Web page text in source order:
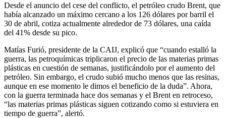
Desde el anuncio del cese del conflicto, el petróleo crudo Brent, que
había alcanzado un máximo cercano a los 126 dólares por barril el
30 de abril, cotiza actualmente alrededor de 73 dólares, una caída
del 41% desde su pico.
Matías Furió, presidente de la CAIJ, explicó que “cuando estalló la
guerra, las petroquímicas triplicaron el precio de las materias primas
plásticas en cuestión de semanas, justificándolo por el aumento del
petróleo. Sin embargo, el crudo subió mucho menos que las resinas,
aunque en ese momento le dimos el beneficio de la duda”. Ahora,
con la guerra terminada hace dos semanas y el Brent en retroceso,
“las materias primas plásticas siguen cotizando como si estuviera en
tiempo de guerra”, alertó.